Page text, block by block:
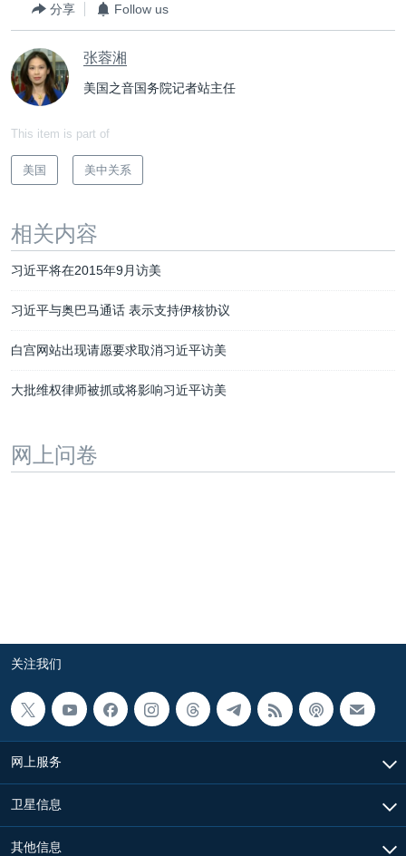
分享 Follow us
张蓉湘
美国之音国务院记者站主任
This item is part of
美国 美中关系
相关内容
习近平将在2015年9月访美
习近平与奥巴马通话 表示支持伊核协议
白宫网站出现请愿要求取消习近平访美
大批维权律师被抓或将影响习近平访美
网上问卷
关注我们
网上服务
卫星信息
其他信息